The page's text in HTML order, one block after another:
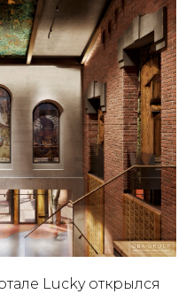
Lucky открылся